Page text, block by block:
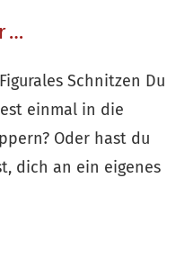
…
Schnitzen Du
einmal in die
Oder hast du
dich an ein eigenes